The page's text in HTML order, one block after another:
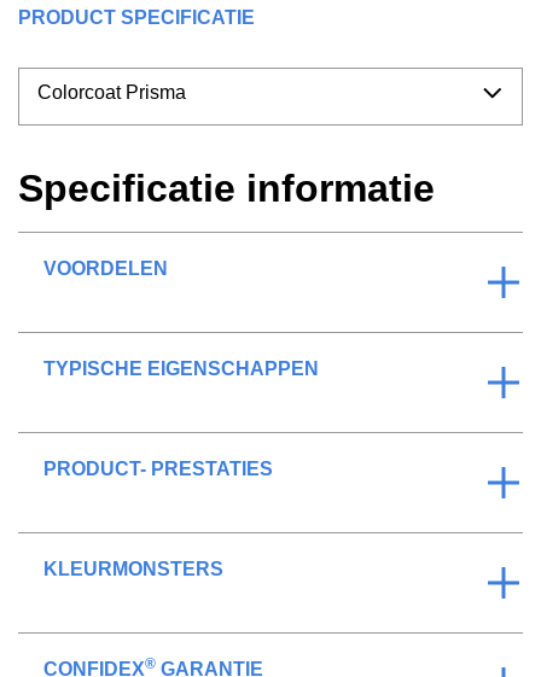
PRODUCT SPECIFICATIE
Colorcoat Prisma
Specificatie informatie
VOORDELEN
TYPISCHE EIGENSCHAPPEN
PRODUCT- PRESTATIES
KLEURMONSTERS
CONFIDEX® GARANTIE